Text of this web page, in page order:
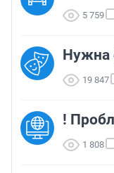
5 759
Нужна
19 847
!
1 808